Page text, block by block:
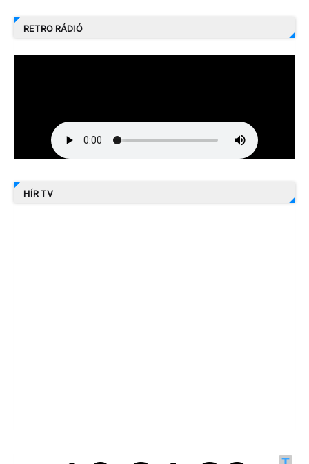
RETRO RÁDIÓ
HÍR TV